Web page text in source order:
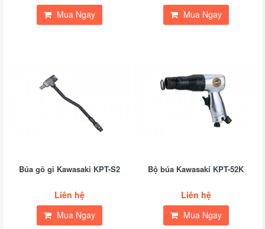
Mua Ngay Mua Ngay
Búa gõ gỉ Kawasaki KPT-S2
Liên hệ
Mua Ngay
Bộ búa Kawasaki KPT-52K
Liên hệ
Mua Ngay